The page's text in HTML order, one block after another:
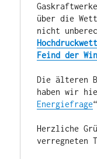
über die
nicht
Feind der
Die älteren
haben wir
Energiefrage
Herzliche
verregneten